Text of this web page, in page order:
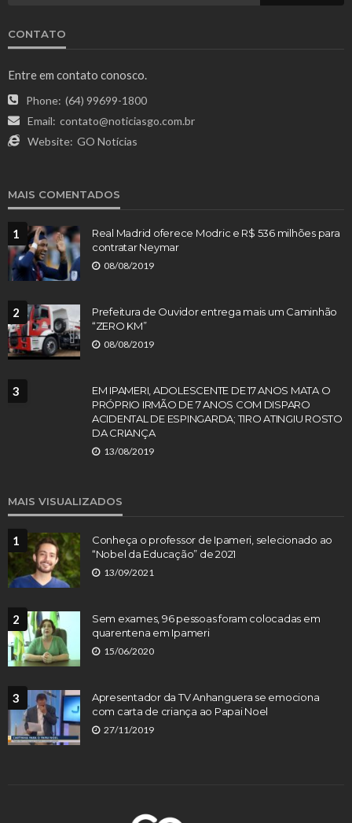
CONTATO
Entre em contato conosco.
Phone: (64) 99699-1800
Email: contato@noticiasgo.com.br
Website: GO Notícias
MAIS COMENTADOS
1
Real Madrid oferece Modric e R$ 536 milhões para
contratar Neymar
08/08/2019
2
Prefeitura de Ouvidor entrega mais um Caminhão
“ZERO KM”
08/08/2019
3
EM IPAMERI, ADOLESCENTE DE 17 ANOS MATA O
PRÓPRIO IRMÃO DE 7 ANOS COM DISPARO
ACIDENTAL DE ESPINGARDA; TIRO ATINGIU ROSTO
DA CRIANÇA
13/08/2019
MAIS VISUALIZADOS
1
Conheça o professor de Ipameri, selecionado ao
“Nobel da Educação” de 2021
13/09/2021
2
Sem exames, 96 pessoas foram colocadas em
quarentena em Ipameri
15/06/2020
3
Apresentador da TV Anhanguera se emociona
com carta de criança ao Papai Noel
27/11/2019